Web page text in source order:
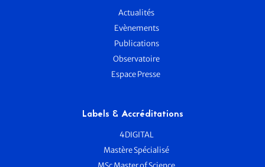
Actualités
Evènements
Publications
Observatoire
Espace Presse
Labels & Accréditations
4DIGITAL
Mastère Spécialisé